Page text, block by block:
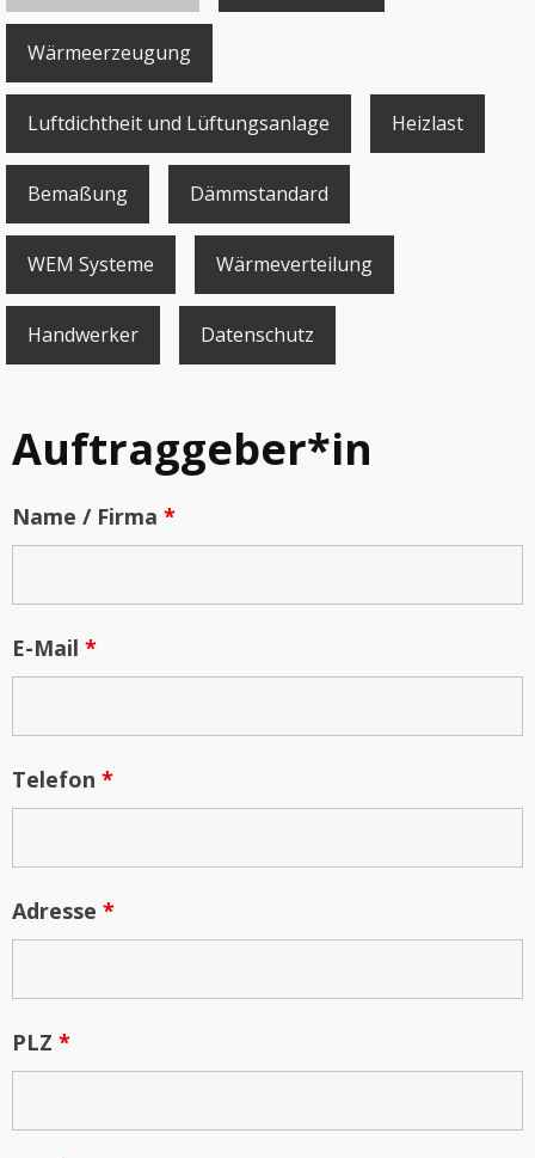
Wärmeerzeugung
Luftdichtheit und Lüftungsanlage Heizlast
Bemaßung Dämmstandard
WEM Systeme Wärmeverteilung
Handwerker Datenschutz
Auftraggeber*in
Name / Firma *
E-Mail *
Telefon *
Adresse *
PLZ *